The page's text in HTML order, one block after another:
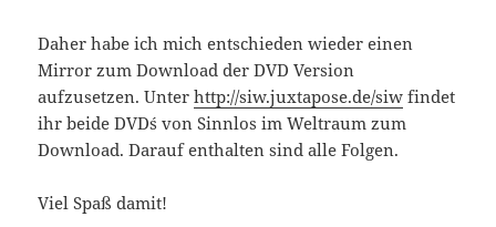
Daher habe ich mich entschieden wieder einen
Mirror zum Download der DVD Version
aufzusetzen. Unterhttp://siw.juxtapose.de/siw findet
ihr beide DVD´s von Sinnlos im Weltraum zum
Download. Darauf enthalten sind alle Folgen.
Viel Spaß damit!